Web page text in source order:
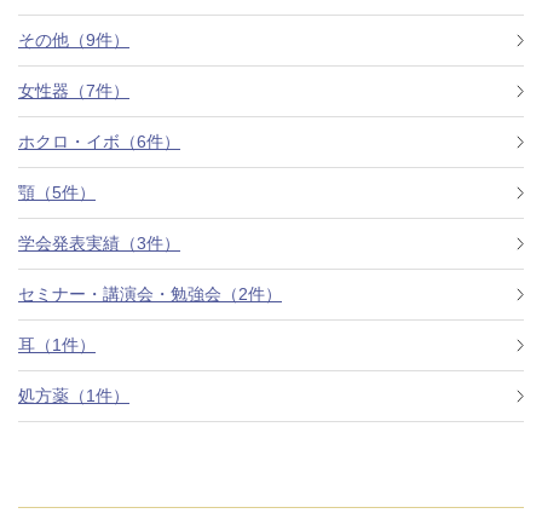
よくあるご質問
美容ブログ
その他（9件）
女性器（7件）
ホクロ・イボ（6件）
顎（5件）
学会発表実績（3件）
セミナー・講演会・勉強会（2件）
耳（1件）
処方薬（1件）